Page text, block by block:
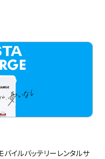
バイルバッテリーレンタルサ